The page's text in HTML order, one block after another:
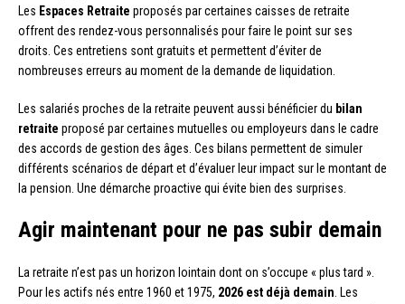
Les Espaces Retraite proposés par certaines caisses de retraite
offrent des rendez-vous personnalisés pour faire le point sur ses
droits. Ces entretiens sont gratuits et permettent d’éviter de
nombreuses erreurs au moment de la demande de liquidation.
Les salariés proches de la retraite peuvent aussi bénéficier du bilan
retraite proposé par certaines mutuelles ou employeurs dans le cadre
des accords de gestion des âges. Ces bilans permettent de simuler
différents scénarios de départ et d’évaluer leur impact sur le montant de
la pension. Une démarche proactive qui évite bien des surprises.
Agir maintenant pour ne pas subir demain
La retraite n’est pas un horizon lointain dont on s’occupe « plus tard ».
Pour les actifs nés entre 1960 et 1975, 2026 est déjà demain . Les